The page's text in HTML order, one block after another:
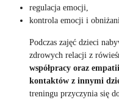
regulacja emocji,
kontrola emocji i
Podczas zajęć dzieci
zdrowych relacji z
współpracy oraz
kontaktów z innymi
treningu przyczynia się